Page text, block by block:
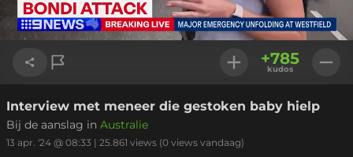
Geladen:
16.54%
Link kopiëren
+785
kudos
Interview met meneer die gestoken baby hielp
Bij de aanslag in Australie
13 apr. '24 @ 08:33 | 25.861 views (0 views vandaag)